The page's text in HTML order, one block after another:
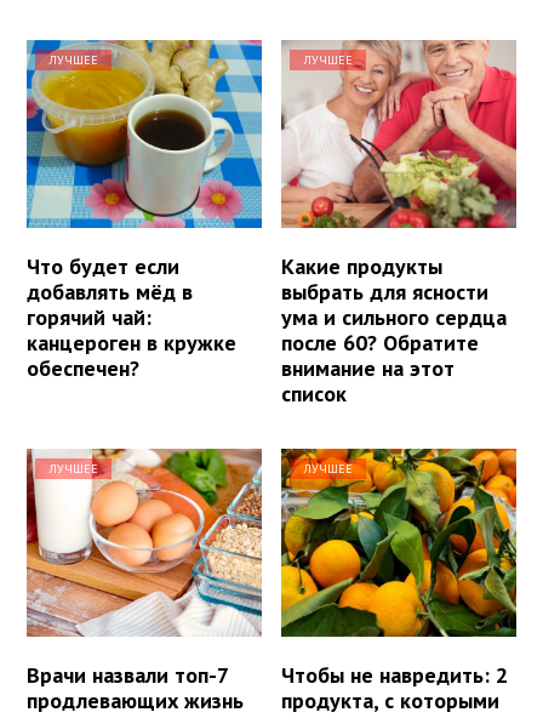
ЛУЧШЕЕ
Что будет если
добавлять мёд в
горячий чай:
канцероген в кружке
обеспечен?
ЛУЧШЕЕ
Какие продукты
выбрать для ясности
ума и сильного сердца
после 60? Обратите
внимание на этот
список
ЛУЧШЕЕ
Врачи назвали топ-7
продлевающих жизнь
ЛУЧШЕЕ
Чтобы не навредить: 2
продукта, с которыми